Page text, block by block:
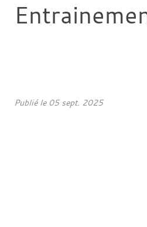
Publié le 05 sept. 2025